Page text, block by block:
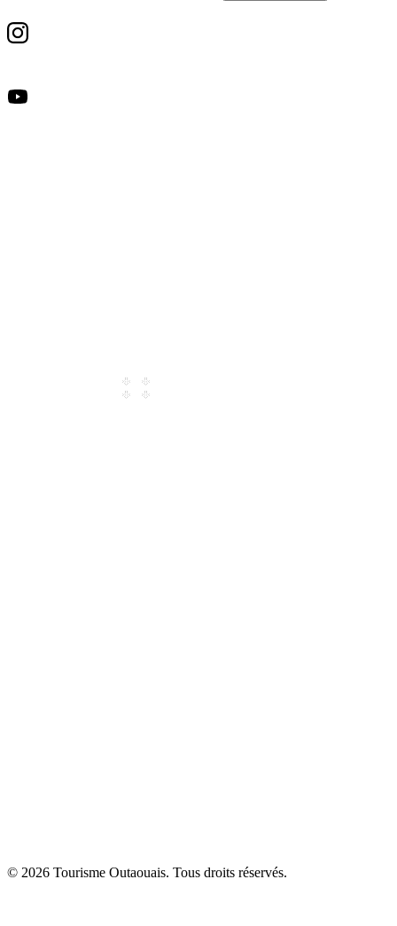
© 2026 Tourisme Outaouais. Tous droits réservés.